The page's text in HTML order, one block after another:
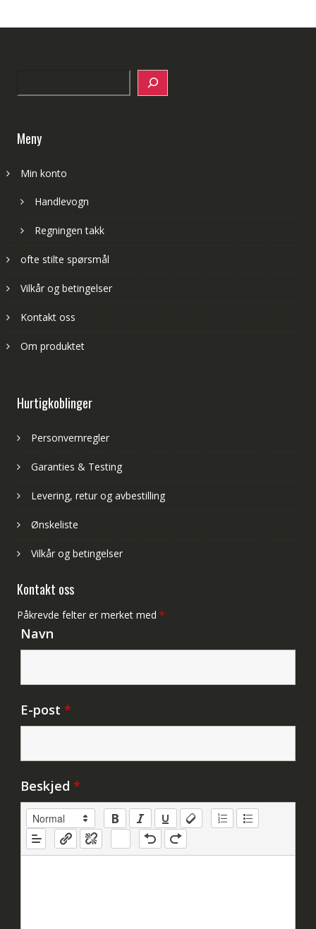
Meny
Min konto
Handlevogn
Regningen takk
ofte stilte spørsmål
Vilkår og betingelser
Kontakt oss
Om produktet
Hurtigkoblinger
Personvernregler
Garanties & Testing
Levering, retur og avbestilling
Ønskeliste
Vilkår og betingelser
Kontakt oss
Påkrevde felter er merket med *
Navn
E-post *
Beskjed *